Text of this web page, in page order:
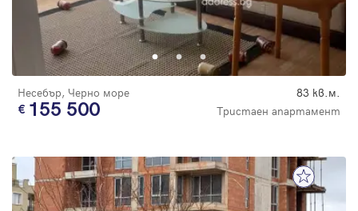
Несебър, Черно море 83 кв.м.
155 500 Тристаен апартамент